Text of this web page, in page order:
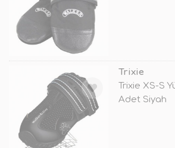
Trixie
Trixie XS-S
Adet Siyah